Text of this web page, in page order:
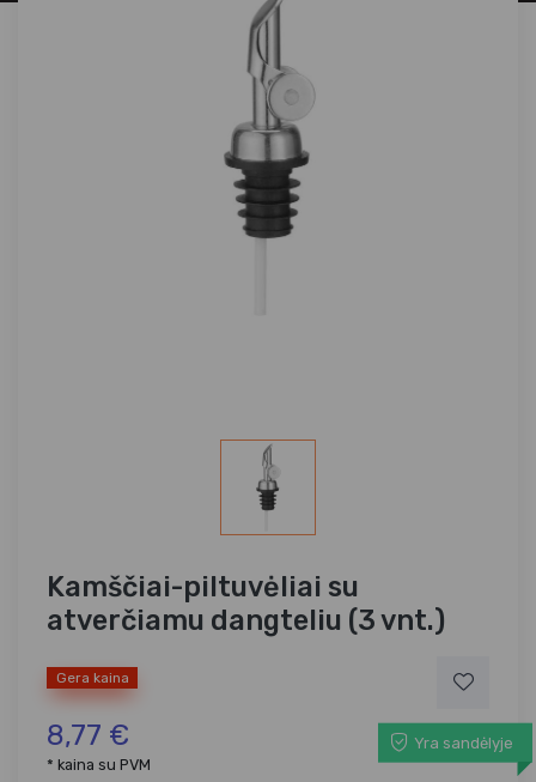
Kamščiai-piltuvėliai su
atverčiamu dangteliu (3 vnt.)
Gera kaina
8,77 €
Yra sandėlyje
* kaina su PVM